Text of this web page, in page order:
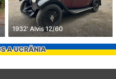
1932' Alvis 12/60
A UCRÂNIA